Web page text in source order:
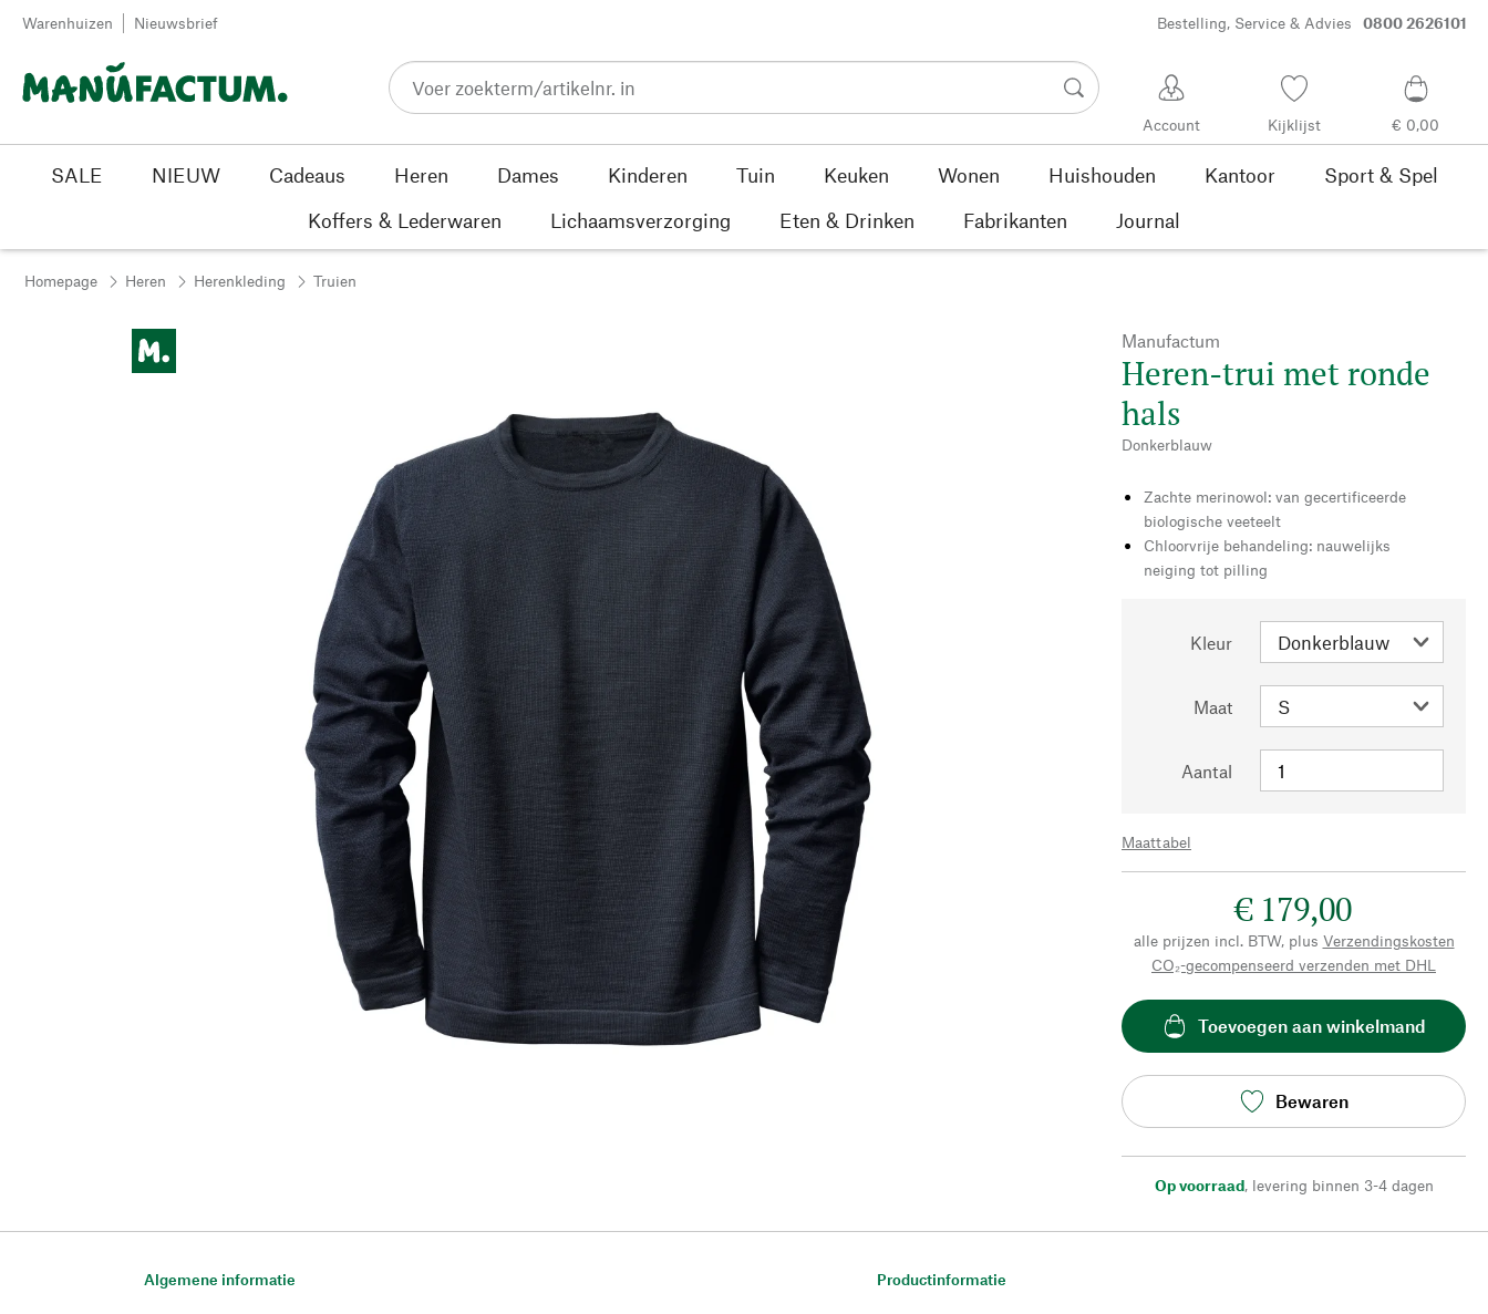
Passer au contenu
Warenhuizen Nieuwsbrief Bestelling, Service & Advies 0800 2626101
Account Kijklijst € 0,00
SALE NIEUW Cadeaus Heren Dames Kinderen Tuin Keuken Wonen Huishouden Kantoor
Sport & Spel
Koffers & Lederwaren
Lichaamsverzorging Eten & Drinken Fabrikanten Journal
Homepage Heren Herenkleding Truien
Manufactum
Heren-trui met ronde
hals
Donkerblauw
Zachte merinowol: van gecertificeerde
biologische veeteelt
Chloorvrije behandeling: nauwelijks
neiging tot pilling
Kleur
Maat
Aantal
Maattabel
€ 179,00
alle prijzen incl. BTW, plus Verzendingskosten
CO₂-gecompenseerd verzenden met DHL
Toevoegen aan winkelmand
Bewaren
Op voorraad, levering binnen 3-4 dagen
Algemene informatie Productinformatie